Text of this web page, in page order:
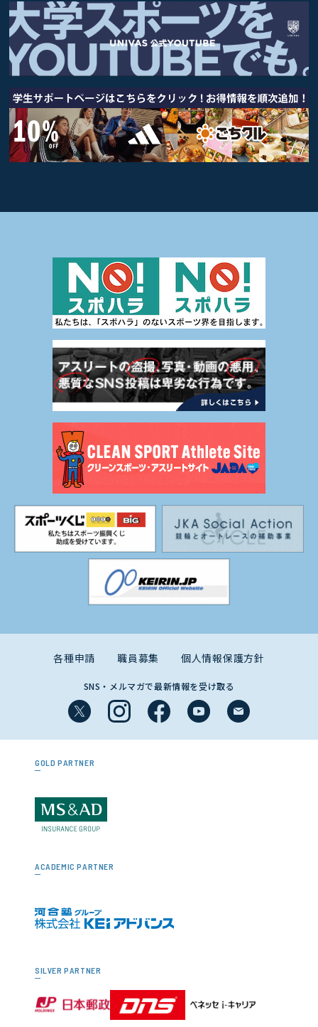
各種申請 職員募集 個人情報保護方針
SNS・メルマガで最新情報を受け取る
GOLD PARTNER
ACADEMIC PARTNER
SILVER PARTNER